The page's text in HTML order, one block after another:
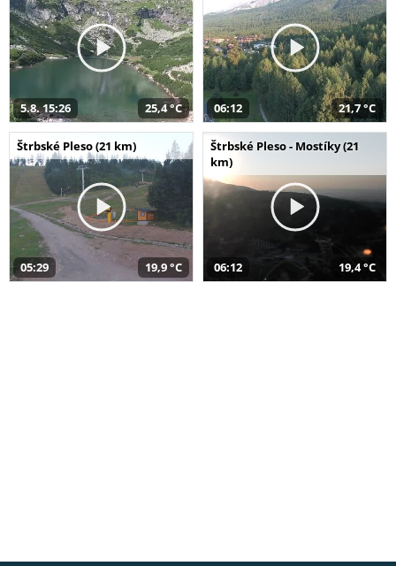
5.8. 15:26 25,4 °C 06:12 21,7 °C
Štrbské Pleso (21 km)
05:29 19,9 °C
Štrbské Pleso - Mostíky (21
km)
06:12 19,4 °C